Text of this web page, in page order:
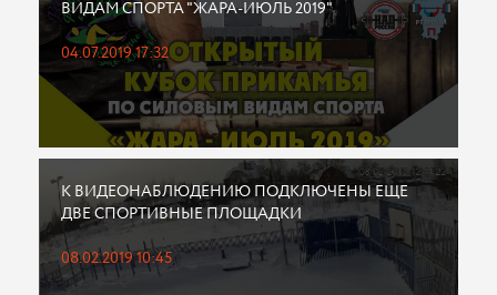
ВИДАМ СПОРТА "ЖАРА-ИЮЛЬ 2019"
04.07.2019 17:32
К ВИДЕОНАБЛЮДЕНИЮ ПОДКЛЮЧЕНЫ ЕЩЕ
ДВЕ СПОРТИВНЫЕ ПЛОЩАДКИ
08.02.2019 10:45